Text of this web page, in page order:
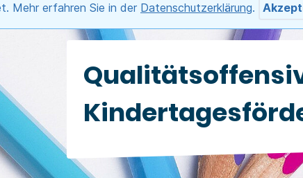
Mehr erfahren Sie in der Datenschutzerklärung.